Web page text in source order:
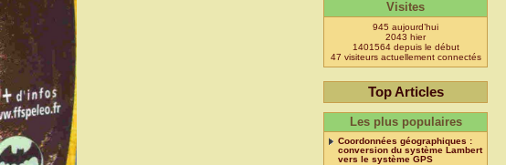
Visites
945 aujourd’hui
2043 hier
1401564 depuis le début
47 visiteurs actuellement connectés
Top Articles
Les plus populaires
Coordonnées géographiques :
conversion du système Lambert
vers le système GPS